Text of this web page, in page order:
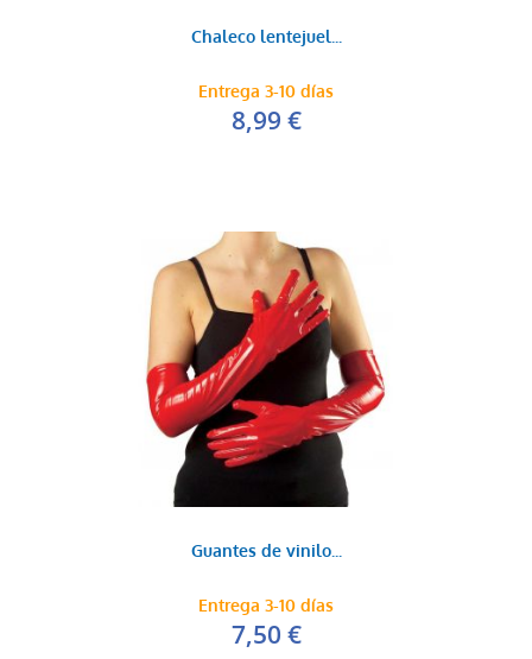
Chaleco lentejuel...
Entrega 3-10 días
8,99 €
Guantes de vinilo...
Entrega 3-10 días
7,50 €